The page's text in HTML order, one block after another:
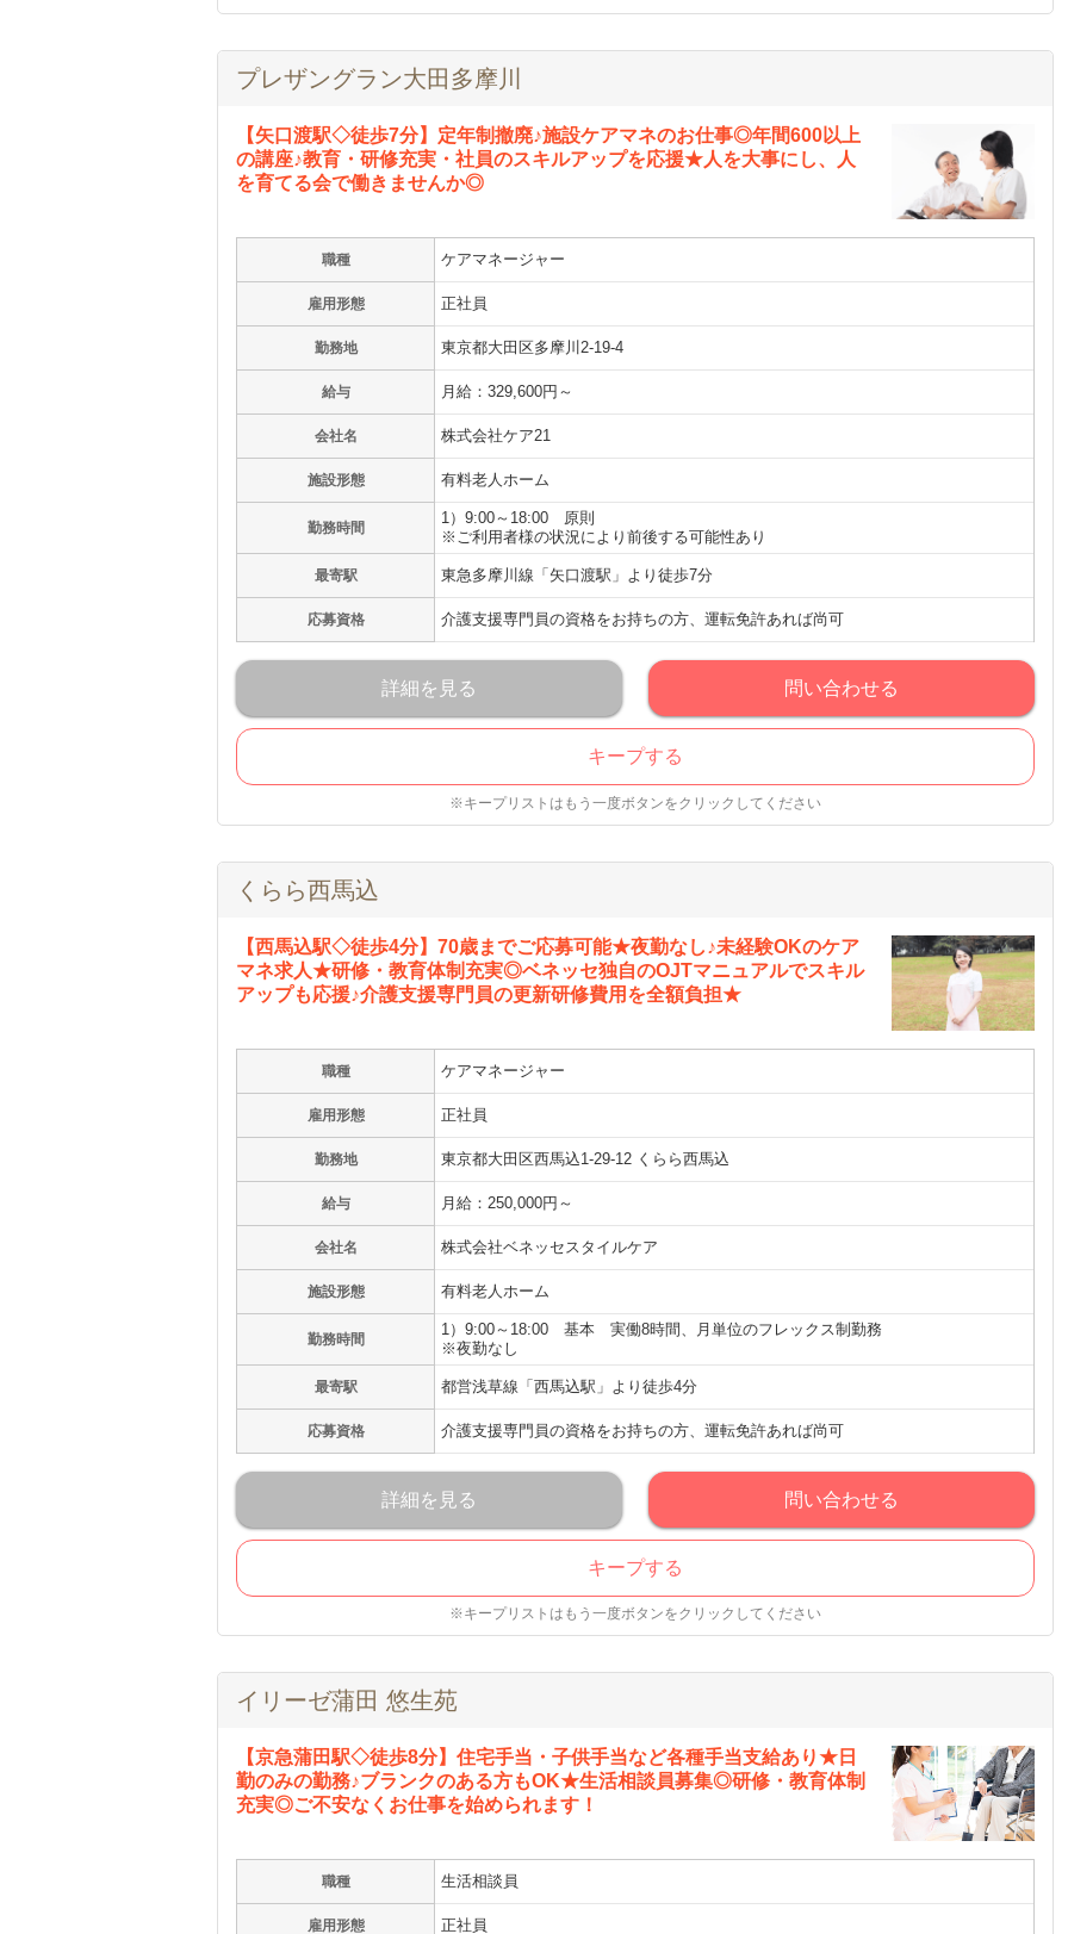
プレザングラン大田多摩川
【矢口渡駅◇徒歩7分】定年制撤廃♪施設ケアマネのお仕事◎年間600以上
の講座♪教育・研修充実・社員のスキルアップを応援★人を大事にし、人
を育てる会で働きませんか◎
職種 ケアマネージャー
雇用形態 正社員
勤務地 東京都大田区多摩川2-19-4
給与 月給：329,600円～
会社名 株式会社ケア21
施設形態 有料老人ホーム
勤務時間
1）9:00～18:00 原則
※ご利用者様の状況により前後する可能性あり
最寄駅 東急多摩川線「矢口渡駅」より徒歩7分
応募資格 介護支援専門員の資格をお持ちの方、運転免許あれば尚可
詳細を見る 問い合わせる
キープする
※キープリストはもう一度ボタンをクリックしてください
くらら西馬込
【西馬込駅◇徒歩4分】70歳までご応募可能★夜勤なし♪未経験OKのケア
マネ求人★研修・教育体制充実◎ベネッセ独自のOJTマニュアルでスキル
アップも応援♪介護支援専門員の更新研修費用を全額負担★
職種 ケアマネージャー
雇用形態 正社員
勤務地 東京都大田区西馬込1-29-12 くらら西馬込
給与 月給：250,000円～
会社名 株式会社ベネッセスタイルケア
施設形態 有料老人ホーム
勤務時間
1）9:00～18:00 基本 実働8時間、月単位のフレックス制勤務
※夜勤なし
最寄駅 都営浅草線「西馬込駅」より徒歩4分
応募資格 介護支援専門員の資格をお持ちの方、運転免許あれば尚可
詳細を見る 問い合わせる
キープする
※キープリストはもう一度ボタンをクリックしてください
イリーゼ蒲田 悠生苑
【京急蒲田駅◇徒歩8分】住宅手当・子供手当など各種手当支給あり★日
勤のみの勤務♪ブランクのある方もOK★生活相談員募集◎研修・教育体制
充実◎ご不安なくお仕事を始められます！
職種 生活相談員
雇用形態 正社員